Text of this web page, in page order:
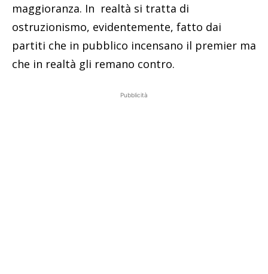
maggioranza. In realtà si tratta di
ostruzionismo, evidentemente, fatto dai
partiti che in pubblico incensano il premier ma
che in realtà gli remano contro.
Pubblicità